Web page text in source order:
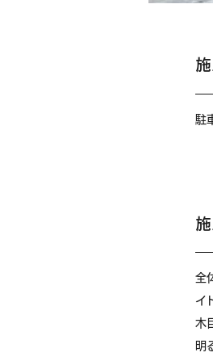
駐
全
イ
木
明